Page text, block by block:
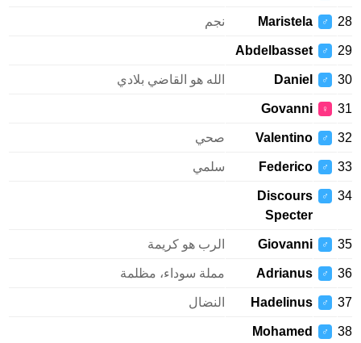
♂
Maristela
♂
Abdelbasset
♂
Daniel الله هو القاضي بلادي
♀
Govanni
♂
Valentino صحي
♂
Federico سلمي
♂
Discours
Specter
♂
Giovanni الرب هو كريمة
♂
Adrianus مملة سوداء، مظلمة
♂
Hadelinus النضال
♂
Mohamed